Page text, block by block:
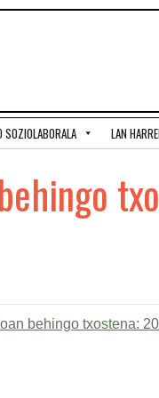
SOZIOLABORALA LAN
behingo txostena: